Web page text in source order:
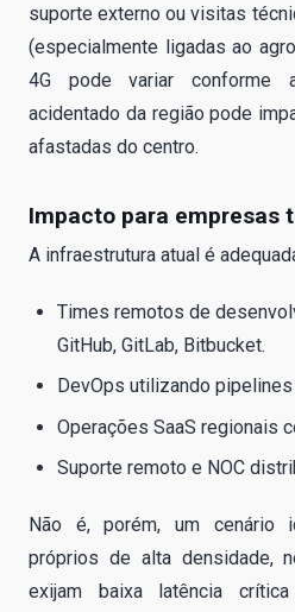
suporte externo ou visitas
(especialmente ligadas ao
4G pode variar conforme
acidentado da região pode
afastadas do centro.
Impacto para empresas
A infraestrutura atual é
Times remotos de
GitHub, GitLab, Bitbucket.
DevOps utilizando pipelines
Operações SaaS regionais
Suporte remoto e NOC
Não é, porém, um cenário
próprios de alta densidade,
exijam baixa latência